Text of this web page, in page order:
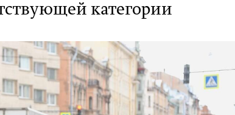
категории